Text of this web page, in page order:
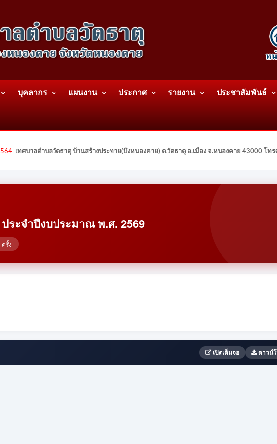
บุคลากร แผนงาน ประกาศ รายงาน ประชาสัมพันธ์
เทศบาลตำบลวัดธาตุ บ้านสร้างประทาย(บึงหนองคาย) ต.วัดธาตุ อ.เมือง จ.หนองคาย 43000 โ
ระจำปีงบประมาณ พ.ศ. 2569
ครั้ง
เปิดเต็มจอ ดาวน์